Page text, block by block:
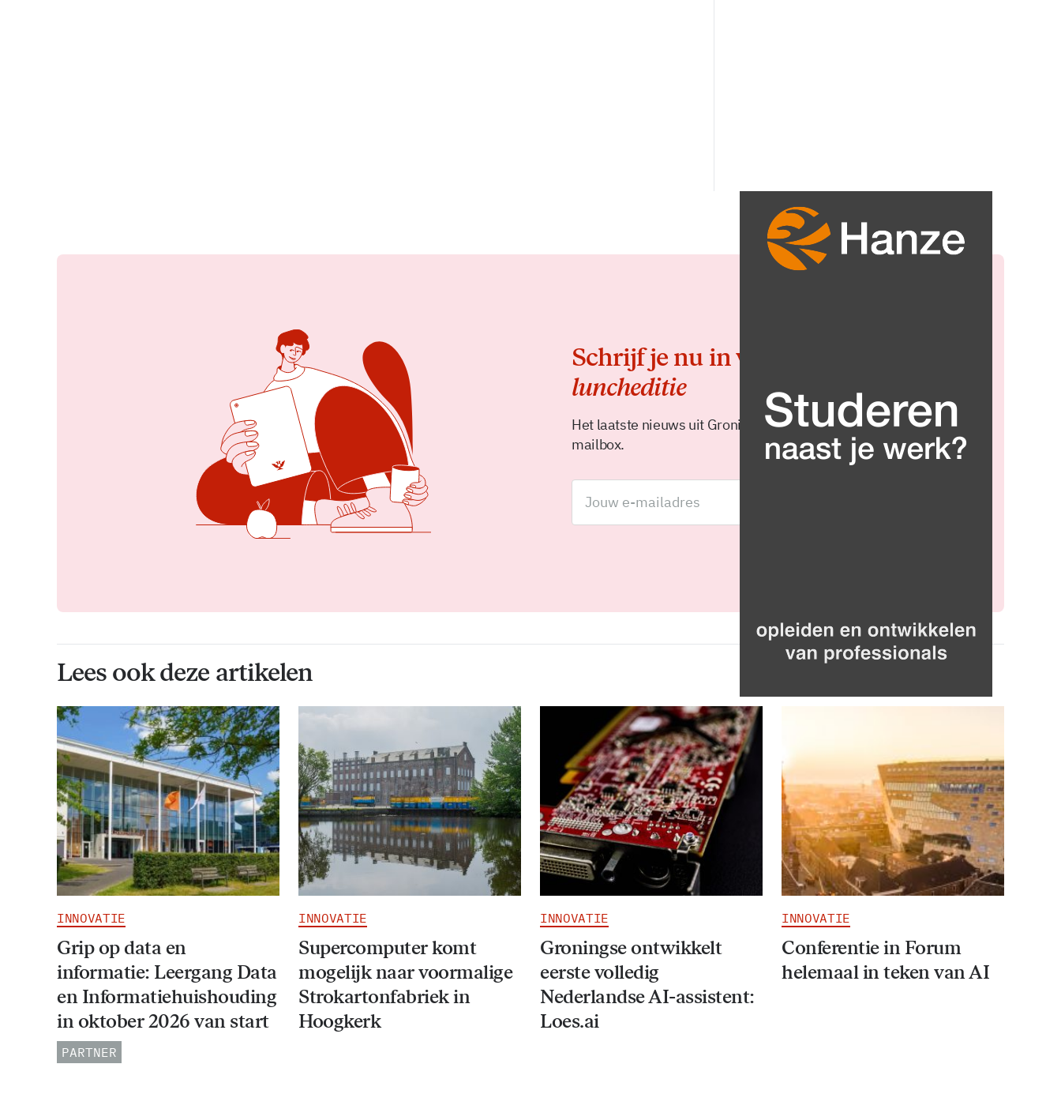
Schrijf je nu in voor de
luncheditie
Het laatste nieuws uit Groningen elke middag in je
mailbox.
Lees ook deze artikelen
INNOVATIE
Grip op data en
informatie: Leergang Data
en Informatiehuishouding
in oktober 2026 van start
PARTNER
INNOVATIE
Supercomputer komt
mogelijk naar voormalige
Strokartonfabriek in
Hoogkerk
INNOVATIE
Groningse ontwikkelt
eerste volledig
Nederlandse AI-assistent:
Loes.ai
INNOVATIE
Conferentie in Forum
helemaal in teken van AI